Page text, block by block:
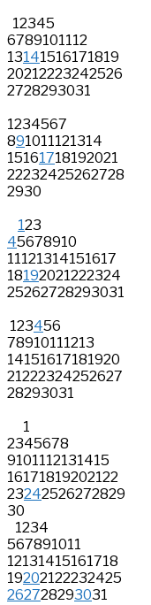
12345
6789101112
13141516171819
20212223242526
2728293031
1234567
891011121314
15161718192021
22232425262728
2930
123
45678910
11121314151617
18192021222324
25262728293031
123456
78910111213
14151617181920
21222324252627
28293031
1
2345678
9101112131415
16171819202122
23242526272829
30
1234
567891011
12131415161718
19202122232425
262728293031